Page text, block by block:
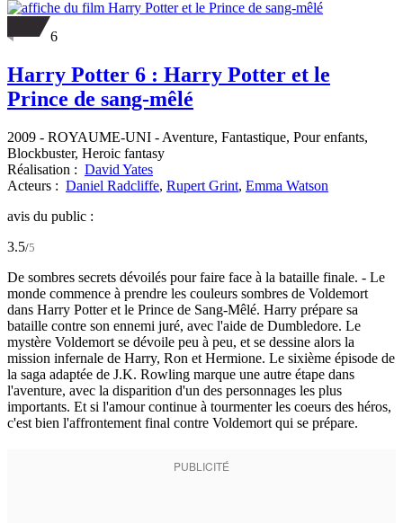
6
Harry Potter 6 : Harry Potter et le
Prince de sang-mêlé
2009 - ROYAUME-UNI - Aventure, Fantastique, Pour enfants,
Blockbuster, Heroic fantasy
Réalisation : David Yates
Acteurs : Daniel Radcliffe, Rupert Grint, Emma Watson
avis du public :
3.5/5
De sombres secrets dévoilés pour faire face à la bataille finale. - Le
monde commence à prendre les couleurs sombres de Voldemort
dans Harry Potter et le Prince de Sang-Mêlé. Harry prépare sa
bataille contre son ennemi juré, avec l'aide de Dumbledore. Le
mystère Voldemort se dévoile peu à peu, et se dessine alors la
mission infernale de Harry, Ron et Hermione. Le sixième épisode de
la saga adaptée de J.K. Rowling marque une autre étape dans
l'aventure, avec la disparition d'un des personnages les plus
importants. Et si l'amour continue à tourmenter les coeurs des héros,
c'est bien l'affrontement final contre Voldemort qui se prépare.